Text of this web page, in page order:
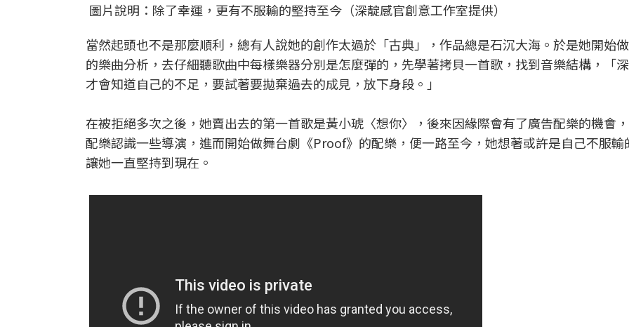
圖片說明：除了幸運，更有不服輸的堅持至今（深靛感官創意工作室提供）
當然起頭也不是那麼順利，總有人說她的創作太過於「古典」，作品總是石沉大海。於是她開始
的樂曲分析，去仔細聽歌曲中每樣樂器分別是怎麼彈的，先學著拷貝一首歌，找到音樂結構，「
才會知道自己的不足，要試著要拋棄過去的成見，放下身段。」
在被拒絕多次之後，她賣出去的第一首歌是黃小琥〈想你〉，後來因緣際會有了廣告配樂的機會
配樂認識一些導演，進而開始做舞台劇《Proof》的配樂，便一路至今，她想著或許是自己不服輸
讓她一直堅持到現在。